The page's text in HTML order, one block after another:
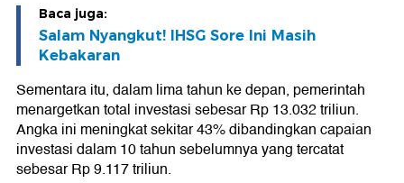
Baca juga:
Salam Nyangkut! IHSG Sore Ini Masih
Kebakaran
Sementara itu, dalam lima tahun ke depan, pemerintah
menargetkan total investasi sebesar Rp 13.032 triliun.
Angka ini meningkat sekitar 43% dibandingkan capaian
investasi dalam 10 tahun sebelumnya yang tercatat
sebesar Rp 9.117 triliun.